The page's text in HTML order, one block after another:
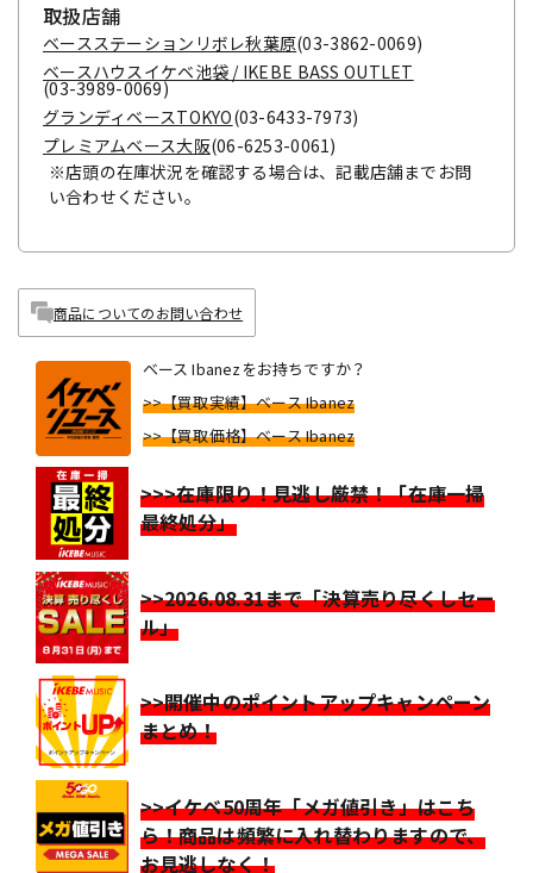
取扱店舗
ベースステーションリボレ秋葉原(03-3862-0069)
ベースハウスイケベ池袋 / IKEBE BASS OUTLET
(03-3989-0069)
グランディベースTOKYO(03-6433-7973)
プレミアムベース大阪(06-6253-0061)
※店頭の在庫状況を確認する場合は、記載店舗までお問
い合わせください。
商品についてのお問い合わせ
ベース Ibanezをお持ちですか？
>>【買取実績】ベース Ibanez
>>【買取価格】ベース Ibanez
>>>在庫限り！見逃し厳禁！「在庫一掃
最終処分」
>>2026.08.31まで「決算売り尽くしセー
ル」
>>開催中のポイントアップキャンペーン
まとめ！
>>イケベ50周年「メガ値引き」はこち
ら！商品は頻繁に入れ替わりますので、
お見逃しなく！